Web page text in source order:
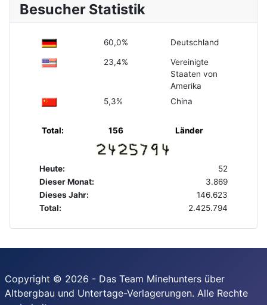
Besucher Statistik
60,0% Deutschland
23,4%
Vereinigte
Staaten von
Amerika
5,3%
China
Total: 156 Länder
Heute:
52
Dieser Monat:
3.869
Dieses Jahr:
146.623
Total:
2.425.794
Copyright © 2026 - Das Team Minehunters über
Altbergbau und Untertage-Verlagerungen. Alle Rechte